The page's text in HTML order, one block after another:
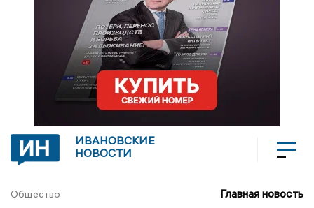
ИВАНОВСКИЕ
НОВОСТИ
Общество Главная новость